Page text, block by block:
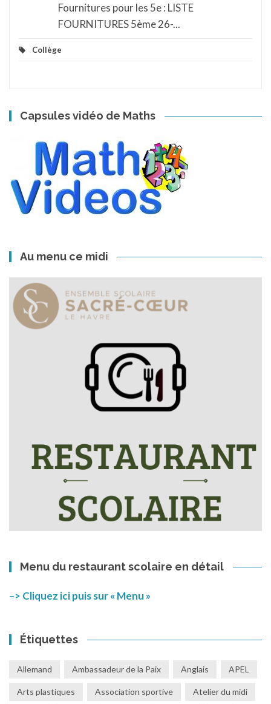
Fournitures pour les 5e : LISTE
FOURNITURES 5ème 26-...
Collège
Capsules vidéo de Maths
Au menu ce midi
Menu du restaurant scolaire en détail
–> Cliquez ici puis sur « Menu »
Étiquettes
Allemand Ambassadeur de la Paix Anglais APEL
Arts plastiques Association sportive Atelier du midi